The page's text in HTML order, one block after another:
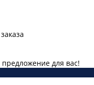
для вас!